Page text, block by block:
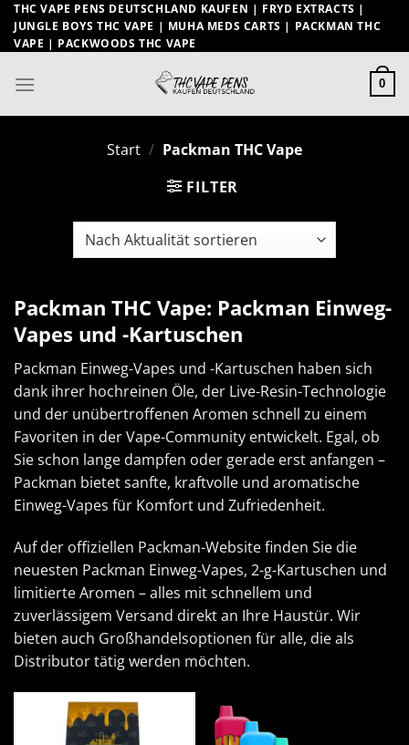
Zum
Inhalt
springen
THC VAPE PENS DEUTSCHLAND KAUFEN | FRYD EXTRACTS |
JUNGLE BOYS THC VAPE | MUHA MEDS CARTS | PACKMAN THC
VAPE | PACKWOODS THC VAPE
0
Start / Packman THC Vape
FILTER
Packman THC Vape: Packman Einweg-
Vapes und -Kartuschen
Packman Einweg-Vapes und -Kartuschen haben sich
dank ihrer hochreinen Öle, der Live-Resin-Technologie
und der unübertroffenen Aromen schnell zu einem
Favoriten in der Vape-Community entwickelt. Egal, ob
Sie schon lange dampfen oder gerade erst anfangen –
Packman bietet sanfte, kraftvolle und aromatische
Einweg-Vapes für Komfort und Zufriedenheit.
Auf der offiziellen Packman-Website finden Sie die
neuesten Packman Einweg-Vapes, 2-g-Kartuschen und
limitierte Aromen – alles mit schnellem und
zuverlässigem Versand direkt an Ihre Haustür. Wir
bieten auch Großhandelsoptionen für alle, die als
Distributor tätig werden möchten.